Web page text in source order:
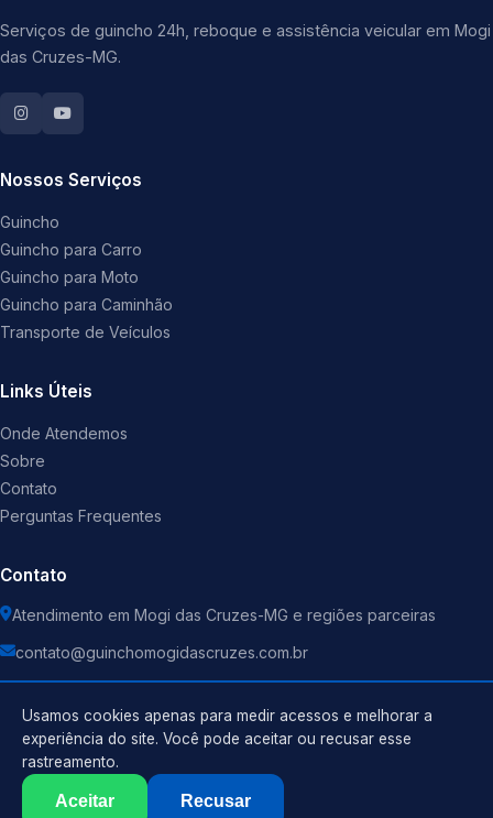
Serviços de guincho 24h, reboque e assistência veicular em Mogi
das Cruzes-MG.
Nossos Serviços
Guincho
Guincho para Carro
Guincho para Moto
Guincho para Caminhão
Transporte de Veículos
Links Úteis
Onde Atendemos
Sobre
Contato
Perguntas Frequentes
Contato
Atendimento em Mogi das Cruzes-MG e regiões parceiras
contato@guinchomogidascruzes.com.br
Guincho . Todos os direitos reservados.
Usamos cookies apenas para medir acessos e melhorar a
experiência do site. Você pode aceitar ou recusar esse
rastreamento.
Aceitar Recusar